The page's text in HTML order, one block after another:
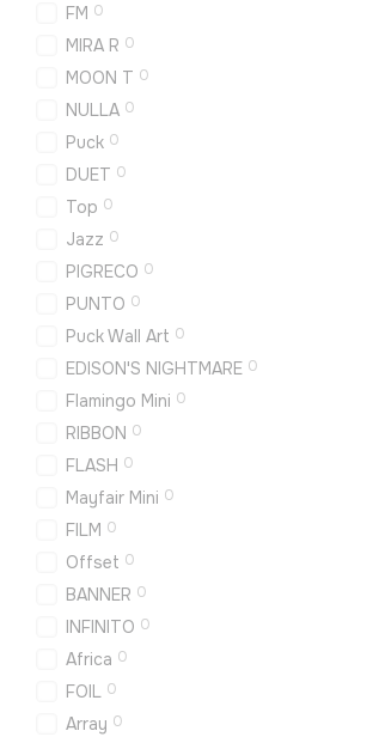
FM 0
MIRA R 0
MOON T 0
NULLA 0
Puck 0
DUET 0
Top 0
Jazz 0
PIGRECO 0
PUNTO 0
Puck Wall Art 0
EDISON'S NIGHTMARE 0
Flamingo Mini 0
RIBBON 0
FLASH 0
Mayfair Mini 0
FILM 0
Offset 0
BANNER 0
INFINITO 0
Africa 0
FOIL 0
Array 0